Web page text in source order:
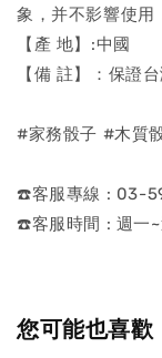
象，并不影響使用
【產 地】:中國
【備 註】：保證
#家務骰子 #木質
☎️客服專線 : 03-
☎️客服時間 : 週一
您可能也喜歡